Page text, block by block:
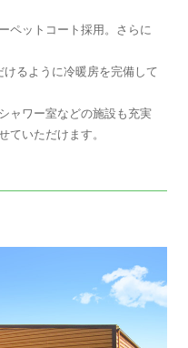
ペットコート採用。さらに
るように冷暖房を完備して
ャワー室などの施設も充実
ていただけます。